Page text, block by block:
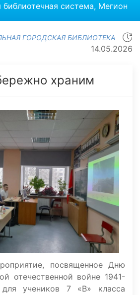
библиотечная система, Мегион
ГОРОДСКАЯ БИБЛИОТЕКА
14.05.2026
храним
посвященное Дню
отечественной войне 1941-
учеников 7 «В» класса